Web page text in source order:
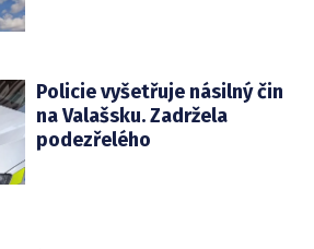
Policie vyšetřuje násilný čin
na Valašsku. Zadržela
podezřelého